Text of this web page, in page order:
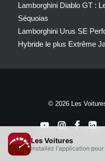
Lamborghini Diablo GT :
Séquoias
Lamborghini Urus SE
Hybride le plus Extrême
© 2026 Les
Les Voitures